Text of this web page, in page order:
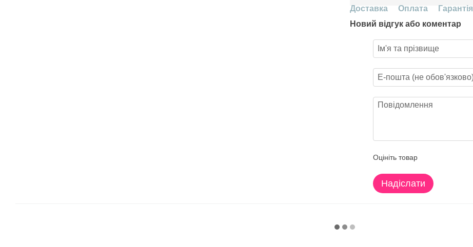
Доставка Оплата Гарантія
Новий відгук або коментар
Оцініть товар
Надіслати